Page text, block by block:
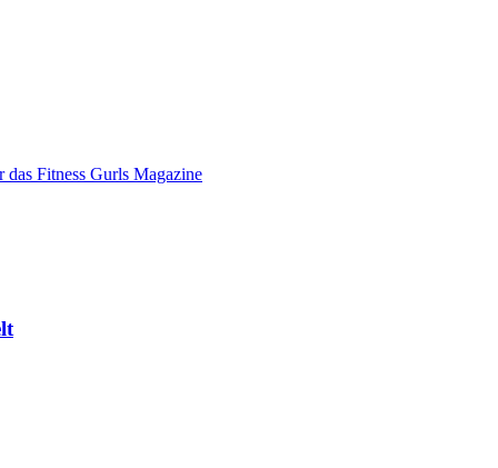
Fitness Gurls Magazine